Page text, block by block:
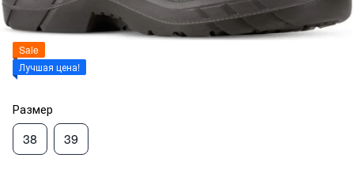
Sale
Лучшая цена!
Размер
38 39